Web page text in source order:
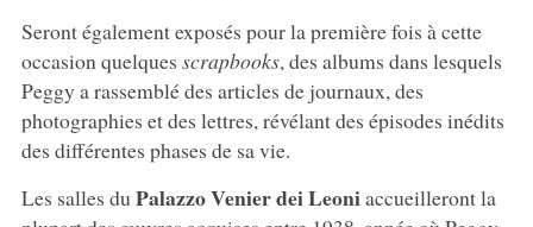
Seront également exposés pour la première fois à cette
occasion quelques scrapbooks, des albums dans lesquels
Peggy a rassemblé des articles de journaux, des
photographies et des lettres, révélant des épisodes inédits
des différentes phases de sa vie.
Les salles du Palazzo Venier dei Leoniaccueilleront la